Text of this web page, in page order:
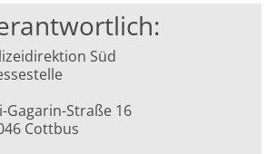
Süd
Gagarin-Straße 16
Cottbus